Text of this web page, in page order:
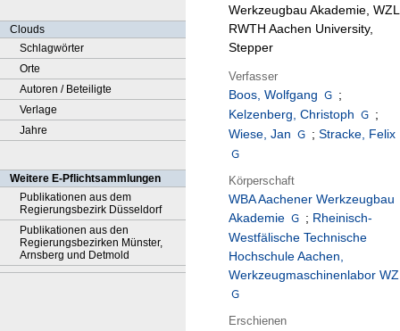
Clouds
Schlagwörter
Orte
Autoren / Beteiligte
Verlage
Jahre
Weitere E-Pflichtsammlungen
Publikationen aus dem
Regierungsbezirk Düsseldorf
Publikationen aus den
Regierungsbezirken Münster,
Arnsberg und Detmold
Werkzeugbau Akademie,
RWTH Aachen University,
Stepper
Verfasser
Boos, Wolfgang
;
Kelzenberg, Christoph
;
Wiese, Jan
; Stracke, Felix
Körperschaft
WBA Aachener Werkzeugbau
Akademie
; Rheinisch-
Westfälische Technische
Hochschule Aachen,
Werkzeugmaschinenlabor
Erschienen